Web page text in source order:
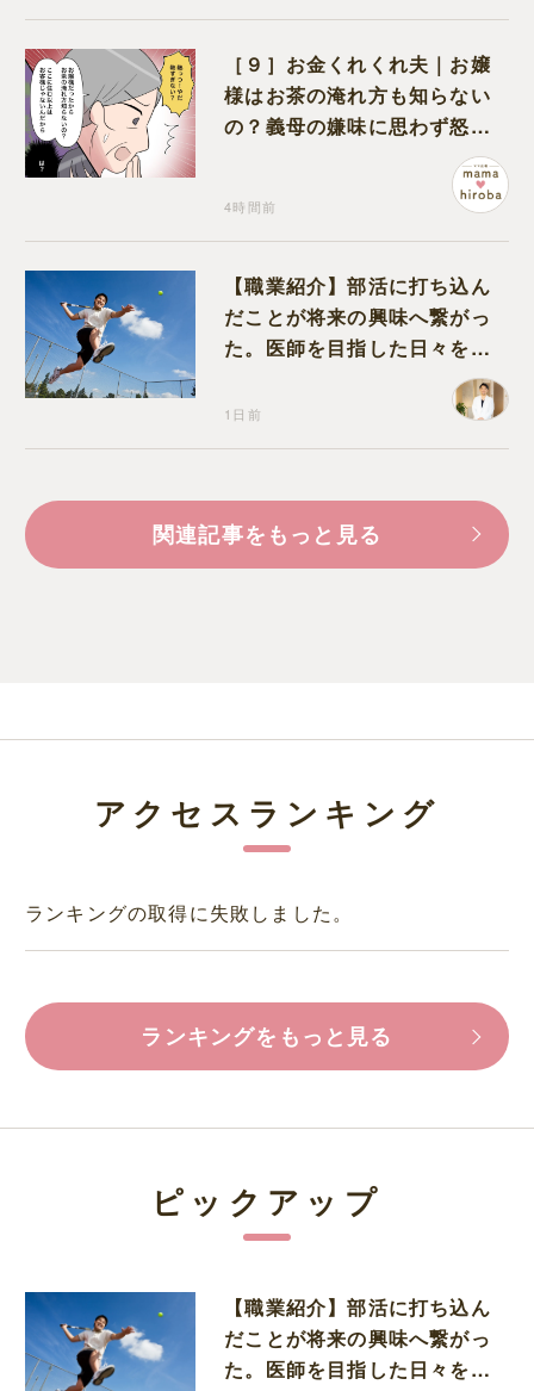
［９］お金くれくれ夫｜お嬢
様はお茶の淹れ方も知らない
の？義母の嫌味に思わず怒り
4時間前
【職業紹介】部活に打ち込ん
だことが将来の興味へ繋がっ
た。医師を目指した日々を振
1日前
関連記事をもっと見る
アクセスランキング
ランキングの取得に失敗しました。
ランキングをもっと見る
ピックアップ
【職業紹介】部活に打ち込ん
だことが将来の興味へ繋がっ
た。医師を目指した日々を振